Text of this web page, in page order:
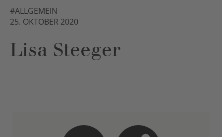
#ALLGEMEIN
25. OKTOBER 2020
Lisa Steeger